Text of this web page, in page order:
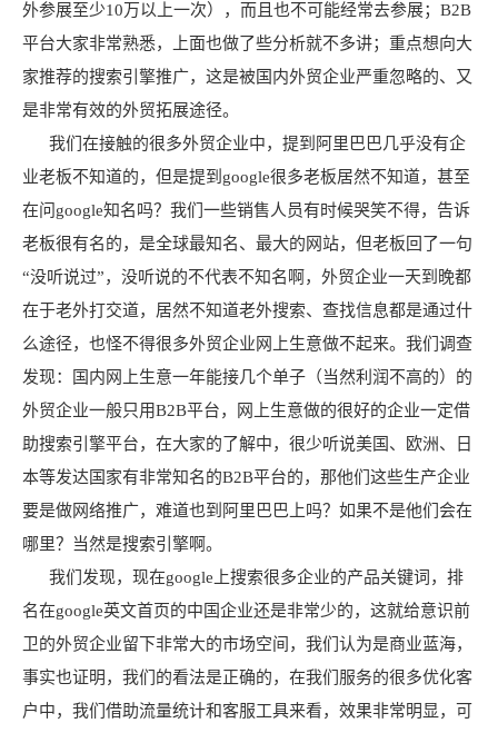
外参展至少10万以上一次），而且也不可能经常去参展；B2B
平台大家非常熟悉，上面也做了些分析就不多讲；重点想向大
家推荐的搜索引擎推广，这是被国内外贸企业严重忽略的、又
是非常有效的外贸拓展途径。
我们在接触的很多外贸企业中，提到阿里巴巴几乎没有企
业老板不知道的，但是提到google很多老板居然不知道，甚至
在问google知名吗？我们一些销售人员有时候哭笑不得，告诉
老板很有名的，是全球最知名、最大的网站，但老板回了一句
“没听说过”，没听说的不代表不知名啊，外贸企业一天到晚都
在于老外打交道，居然不知道老外搜索、查找信息都是通过什
么途径，也怪不得很多外贸企业网上生意做不起来。我们调查
发现：国内网上生意一年能接几个单子（当然利润不高的）的
外贸企业一般只用B2B平台，网上生意做的很好的企业一定借
助搜索引擎平台，在大家的了解中，很少听说美国、欧洲、日
本等发达国家有非常知名的B2B平台的，那他们这些生产企业
要是做网络推广，难道也到阿里巴巴上吗？如果不是他们会在
哪里？当然是搜索引擎啊。
我们发现，现在google上搜索很多企业的产品关键词，排
名在google英文首页的中国企业还是非常少的，这就给意识前
卫的外贸企业留下非常大的市场空间，我们认为是商业蓝海，
事实也证明，我们的看法是正确的，在我们服务的很多优化客
户中，我们借助流量统计和客服工具来看，效果非常明显，可